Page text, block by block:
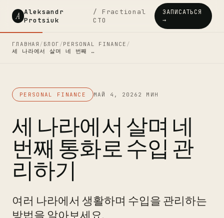
A Aleksandr
Protsiuk
/ Fractional
CTO
ЗАПИСАТЬСЯ
→
ГЛАВНАЯ / БЛОГ /PERSONAL FINANCE /
세 나라에서 살며 네 번째 …
PERSONAL FINANCE МАЙ 4, 2026 2 МИН
세 나라에서 살며 네
번째 통화로 수입 관
리하기
여러 나라에서 생활하며 수입을 관리하는